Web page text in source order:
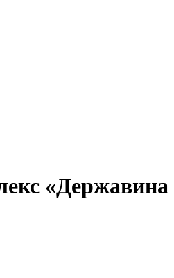
«Державина